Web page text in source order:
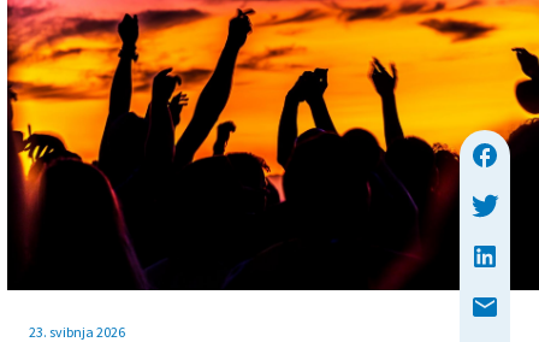
23. svibnja 2026